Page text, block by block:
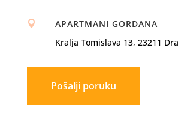

APARTMANI GORDANA
Kralja Tomislava 13, 23211
Pošalji poruku